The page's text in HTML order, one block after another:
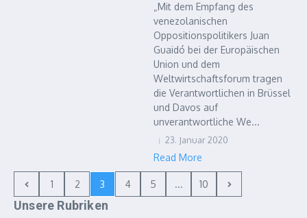
„Mit dem Empfang des
venezolanischen
Oppositionspolitikers Juan
Guaidó bei der Europäischen
Union und dem
Weltwirtschaftsforum tragen
die Verantwortlichen in Brüssel
und Davos auf
unverantwortliche We...
23. Januar 2020
Read More
1 2 3 4 5 ... 10
Unsere Rubriken